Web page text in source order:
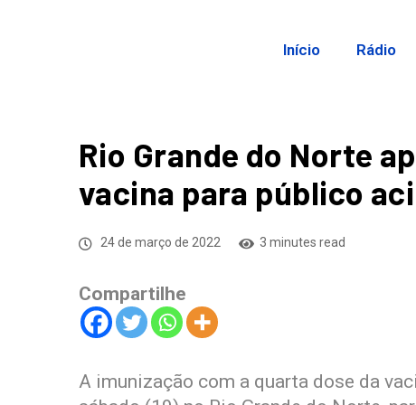
Início Rádio
Rio Grande do Norte
vacina para público
24 de março de 2022 3 minutes read
Compartilhe
A imunização com a quarta dose da